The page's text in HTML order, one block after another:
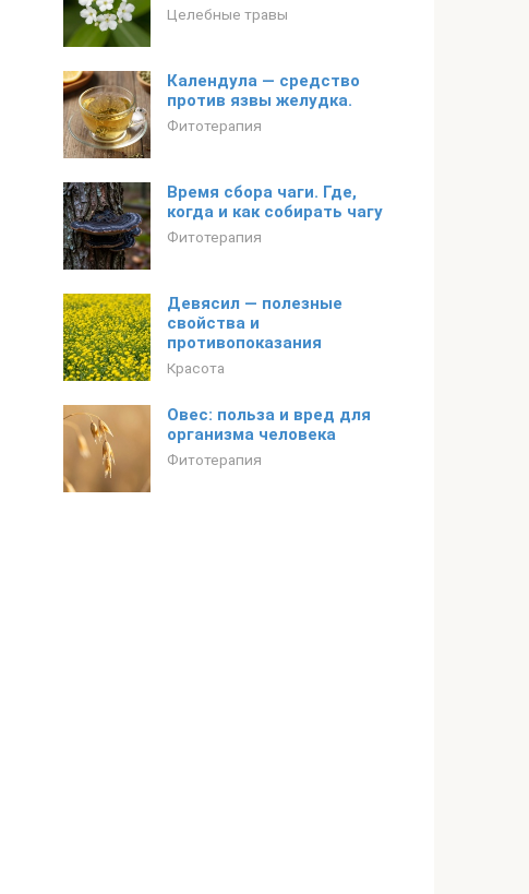
Целебные травы
Календула — средство
против язвы желудка.
Фитотерапия
Время сбора чаги. Где,
когда и как собирать чагу
Фитотерапия
Девясил — полезные
свойства и
противопоказания
Красота
Овес: польза и вред для
организма человека
Фитотерапия